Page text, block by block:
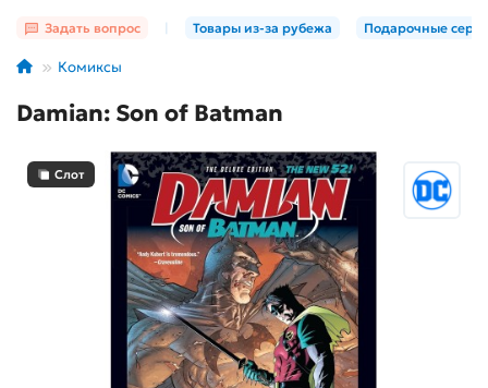
Задать вопрос Товары из-за рубежа Подарочные
Комиксы
Damian: Son of Batman
Слот